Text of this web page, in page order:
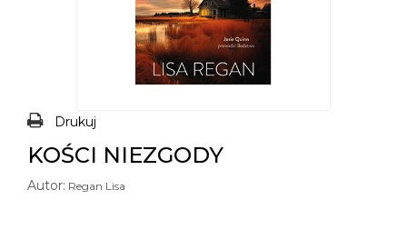
Drukuj
KOŚCI NIEZGODY
Autor: Regan Lisa